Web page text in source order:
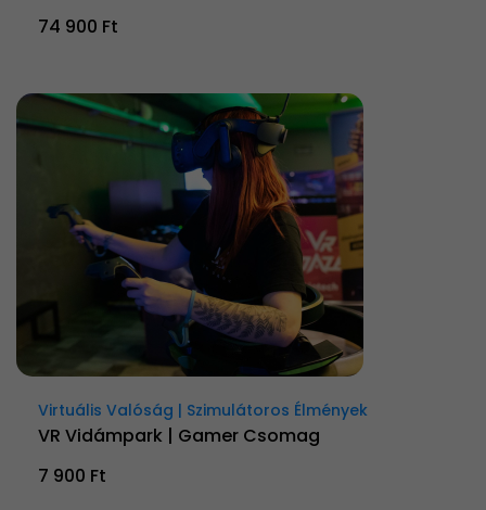
74 900 Ft
Virtuális Valóság | Szimulátoros Élmények
VR Vidámpark | Gamer Csomag
7 900 Ft